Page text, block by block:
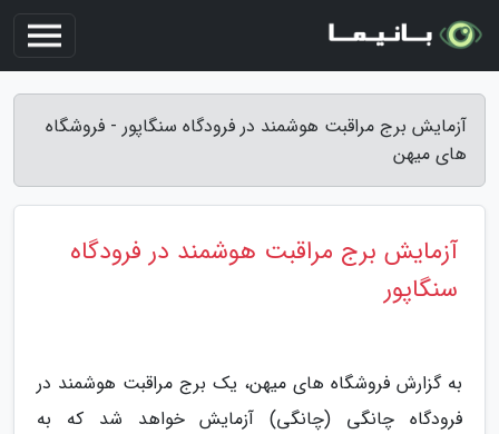
آزمایش برج مراقبت هوشمند در فرودگاه سنگاپور - فروشگاه
های میهن
آزمایش برج مراقبت هوشمند در فرودگاه
سنگاپور
به گزارش فروشگاه های میهن، یک برج مراقبت هوشمند در
فرودگاه چانگی (چانگی) آزمایش خواهد شد که به